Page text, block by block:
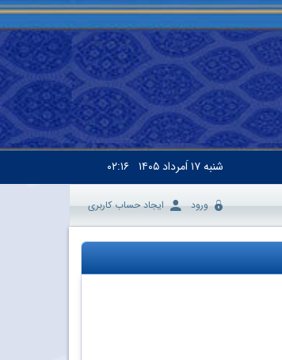
شنبه۱۷ اَمرداد ۱۴۰۵ ۰۲:۱۶
ورود ایجاد حساب کاربری